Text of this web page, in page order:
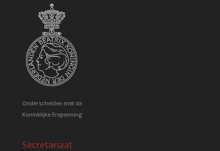
Onderscheiden met de
Koninklijke Erepenning
Secretariaat